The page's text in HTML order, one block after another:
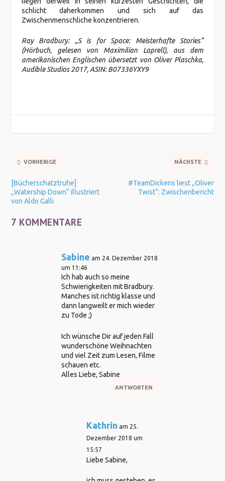
schlicht daherkommen und sich auf das
Zwischenmenschliche konzentrieren.
Ray Bradbury: „S is for Space: Meisterhafte Stories“
(Hörbuch, gelesen von Maximilian Laprell), aus dem
amerikanischen Englischen übersetzt von Oliver Plaschka,
Audible Studios 2017, ASIN: B07336YXY9
VORHERIGE
[Bücherschatztruhe]
„Watership Down“ illustriert
von Aldo Galli
NÄCHSTE
#TeamDickens liest „Oliver
Twist“: Zwischenbericht
7 KOMMENTARE
Sabine am 24. Dezember 2018
um 11:46
Ich hab auch so meine
Schwierigkeiten mit Bradbury.
Manches ist richtig klasse und
dann langweilt er mich wieder
zu Tode ;)
Ich wünsche Dir auf jeden Fall
wunderschöne Weihnachten
und viel Zeit zum Lesen, Filme
schauen etc.
Alles Liebe, Sabine
ANTWORTEN
Kathrin am 25.
Dezember 2018 um
15:57
Liebe Sabine,